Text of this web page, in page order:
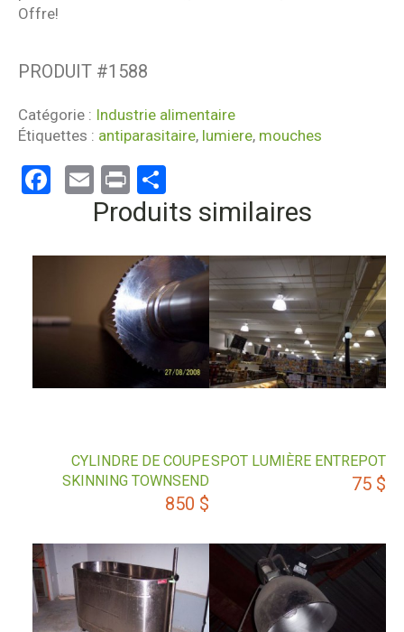
Offre!
PRODUIT #1588
Catégorie : Industrie alimentaire
Étiquettes : antiparasitaire, lumiere, mouches
Facebook
Email
Print
Produits similaires
SPOT LUMIÈRE ENTREPOT
75 $
CYLINDRE DE COUPE
SKINNING TOWNSEND
850 $